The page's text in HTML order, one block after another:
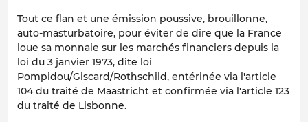
Tout ce flan et une émission poussive, brouillonne,
auto-masturbatoire, pour éviter de dire que la France
loue sa monnaie sur les marchés financiers depuis la
loi du 3 janvier 1973, dite loi
Pompidou/Giscard/Rothschild, entérinée via l'article
104 du traité de Maastricht et confirmée via l'article 123
du traité de Lisbonne.